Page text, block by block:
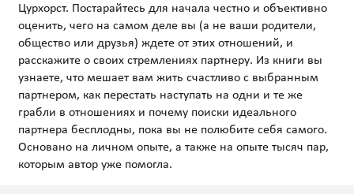
Цурхорст. Постарайтесь для начала честно и объективно
оценить, чего на самом деле вы (а не ваши родители,
общество или друзья) ждете от этих отношений, и
расскажите о своих стремлениях партнеру. Из книги вы
узнаете, что мешает вам жить счастливо с выбранным
партнером, как перестать наступать на одни и те же
грабли в отношениях и почему поиски идеального
партнера бесплодны, пока вы не полюбите себя самого.
Основано на личном опыте, а также на опыте тысяч пар,